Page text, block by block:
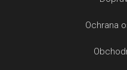
Ochrana